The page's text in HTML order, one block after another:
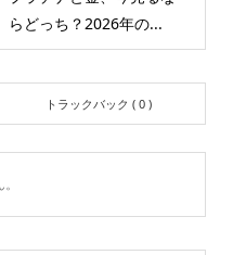
らどっち？2026年の...
トラックバック ( 0 )